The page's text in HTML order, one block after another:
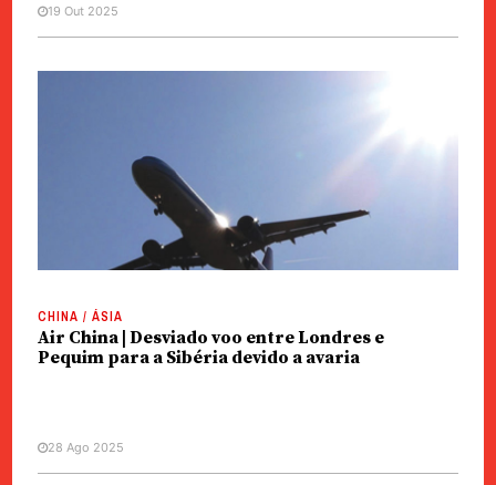
19 Out 2025
CHINA / ÁSIA
Air China | Desviado voo entre Londres e
Pequim para a Sibéria devido a avaria
28 Ago 2025